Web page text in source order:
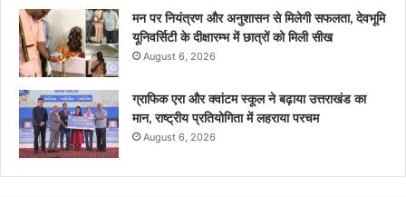
मन पर नियंत्रण और अनुशासन से मिलेगी सफलता, देवभूमि
यूनिवर्सिटी के दीक्षारम्भ में छात्रों को मिली सीख
August 6, 2026
ग्राफिक एरा और क्वांटम स्कूल ने बढ़ाया उत्तराखंड का
मान, राष्ट्रीय प्रतियोगिता में लहराया परचम
August 6, 2026